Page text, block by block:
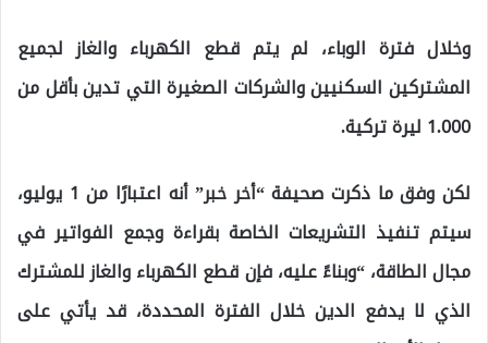
وخلال فترة الوباء، لم يتم قطع الكهرباء والغاز لجميع
المشتركين السكنيين والشركات الصغيرة التي تدين بأقل من
1.000 ليرة تركية.
لكن وفق ما ذكرت صحيفة “أخر خبر” أنه اعتبارًا من 1 يوليو،
سيتم تنفيذ التشريعات الخاصة بقراءة وجمع الفواتير في
مجال الطاقة، “وبناءً عليه، فإن قطع الكهرباء والغاز للمشترك
الذي لا يدفع الدين خلال الفترة المحددة، قد يأتي على